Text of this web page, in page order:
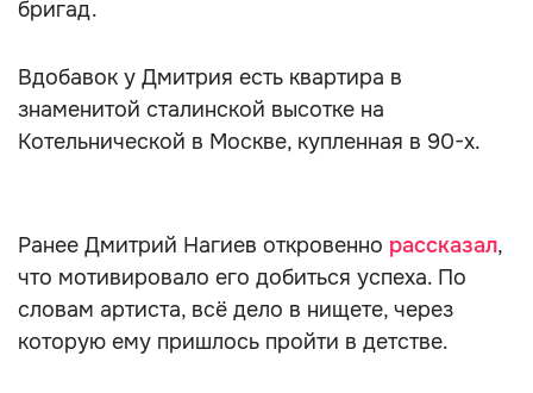
бригад.
Вдобавок у Дмитрия есть квартира в
знаменитой сталинской высотке на
Котельнической в Москве, купленная в 90-х.
Ранее Дмитрий Нагиев откровенно рассказал,
что мотивировало его добиться успеха. По
словам артиста, всё дело в нищете, через
которую ему пришлось пройти в детстве.